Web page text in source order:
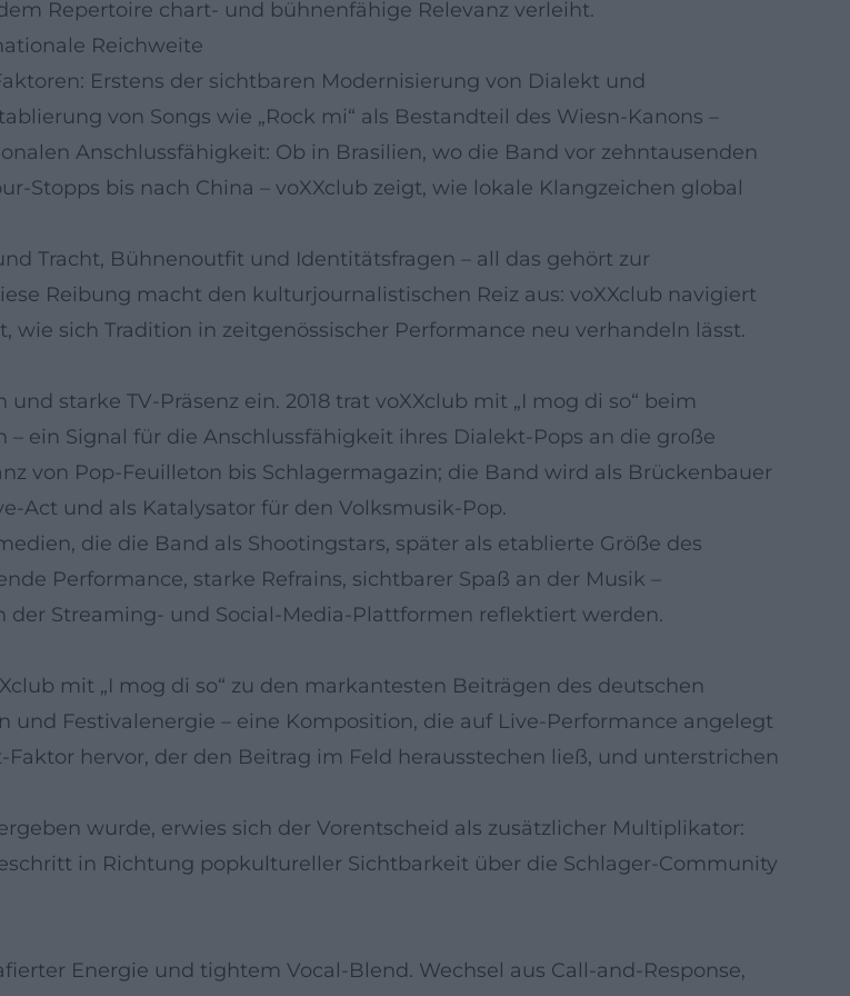
Repertoire chart- und bühnenfähige Relevanz verleiht.
Reichweite
Erstens der sichtbaren Modernisierung von Dialekt und
von Songs wie „Rock mi“ als Bestandteil des Wiesn-Kanons –
Anschlussfähigkeit: Ob in Brasilien, wo die Band vor zehntausenden
Stopps bis nach China – voXXclub zeigt, wie lokale Klangzeichen global
Tracht, Bühnenoutfit und Identitätsfragen – all das gehört zur
Reibung macht den kulturjournalistischen Reiz aus: voXXclub navigiert
sich Tradition in zeitgenössischer Performance neu verhandeln lässt.
starke TV-Präsenz ein. 2018 trat voXXclub mit „I mog di so“ beim
– ein Signal für die Anschlussfähigkeit ihres Dialekt-Pops an die große
von Pop-Feuilleton bis Schlagermagazin; die Band wird als Brückenbauer
Act und als Katalysator für den Volksmusik-Pop.
die die Band als Shootingstars, später als etablierte Größe des
Performance, starke Refrains, sichtbarer Spaß an der Musik –
Streaming- und Social-Media-Plattformen reflektiert werden.
mit „I mog di so“ zu den markantesten Beiträgen des deutschen
Festivalenergie – eine Komposition, die auf Live-Performance angelegt
hervor, der den Beitrag im Feld herausstechen ließ, und unterstrichen
wurde, erwies sich der Vorentscheid als zusätzlicher Multiplikator:
in Richtung popkultureller Sichtbarkeit über die Schlager-Community
Energie und tightem Vocal-Blend. Wechsel aus Call-and-Response,